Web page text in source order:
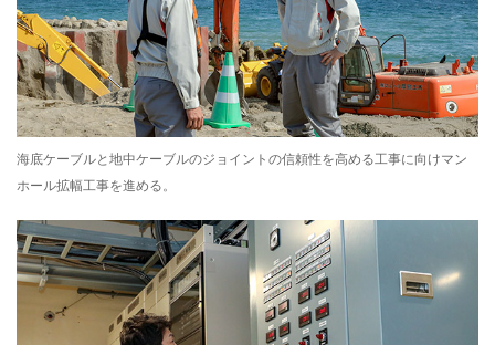
海底ケーブルと地中ケーブルのジョイントの信頼性を高める工事に向けマン
ホール拡幅工事を進める。